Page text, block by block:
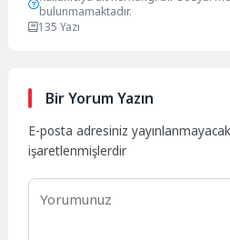
bulunmamaktadır.
135 Yazı
Bir Yorum Yazın
E-posta adresiniz
işaretlenmişlerdir